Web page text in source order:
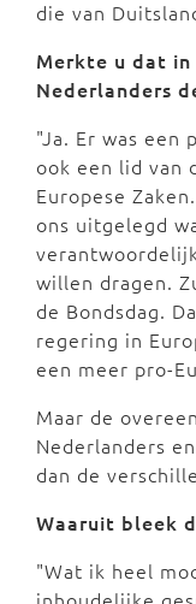
die van
Merkte u dat in
Nederlanders
"Ja. Er was een
ook een lid van
Europese
ons uitgelegd
willen dragen.
de Bondsdag.
regering in
een meer pro-
Maar de
Nederlanders
dan de
Waaruit bleek
"Wat ik heel